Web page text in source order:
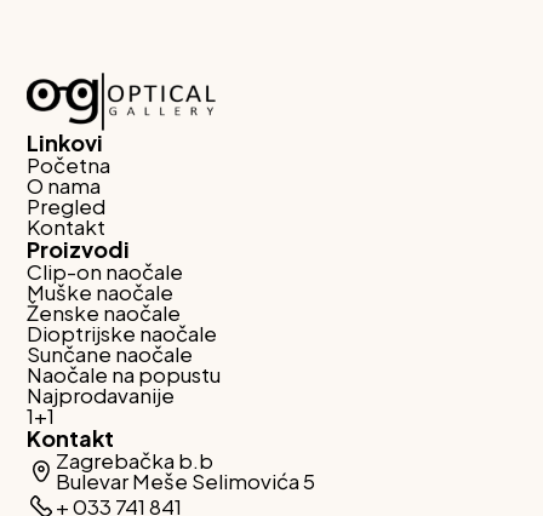
Linkovi
Početna
O nama
Pregled
Kontakt
Proizvodi
Clip-on naočale
Muške naočale
Ženske naočale
Dioptrijske naočale
Sunčane naočale
Naočale na popustu
Najprodavanije
1+1
Kontakt
Zagrebačka b.b
Bulevar Meše Selimovića 5
+ 033 741 841